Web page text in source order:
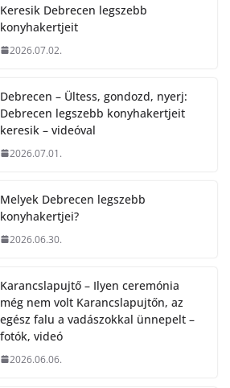
Keresik Debrecen legszebb
konyhakertjeit
2026.07.02.
Debrecen – Ültess, gondozd, nyerj:
Debrecen legszebb konyhakertjeit
keresik – videóval
2026.07.01.
Melyek Debrecen legszebb
konyhakertjei?
2026.06.30.
Karancslapujtő – Ilyen ceremónia
még nem volt Karancslapujtőn, az
egész falu a vadászokkal ünnepelt –
fotók, videó
2026.06.06.